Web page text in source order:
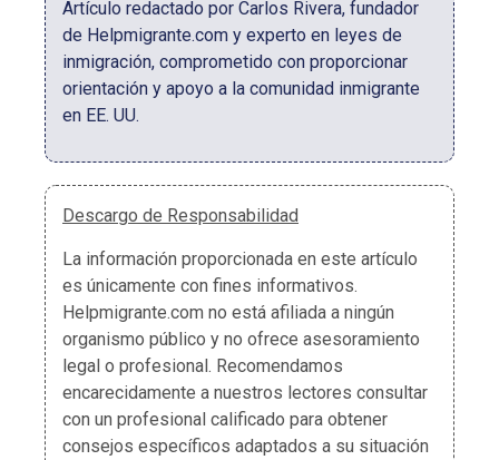
Artículo redactado por Carlos Rivera, fundador
de Helpmigrante.com y experto en leyes de
inmigración, comprometido con proporcionar
orientación y apoyo a la comunidad inmigrante
en EE. UU.
Descargo de Responsabilidad
La información proporcionada en este artículo
es únicamente con fines informativos.
Helpmigrante.com no está afiliada a ningún
organismo público y no ofrece asesoramiento
legal o profesional. Recomendamos
encarecidamente a nuestros lectores consultar
con un profesional calificado para obtener
consejos específicos adaptados a su situación